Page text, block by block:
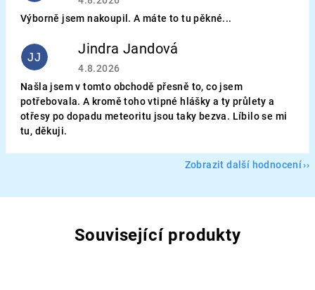
Výborně jsem nakoupil. A máte to tu pěkné...
JJ Jindra Jandová
Hodnocení obchodu je 5 z 5 hvězdiček.
4.8.2026
Našla jsem v tomto obchodě přesně to, co jsem
potřebovala. A kromě toho vtipné hlášky a ty průlety a
otřesy po dopadu meteoritu jsou taky bezva. Líbilo se mi
tu, děkuji.
Zobrazit další hodnocení
Související produkty